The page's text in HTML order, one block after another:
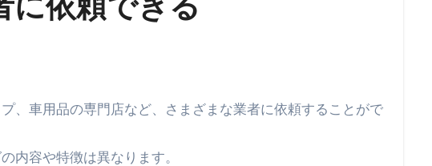
に依頼できる
内容や特徴は異なります。